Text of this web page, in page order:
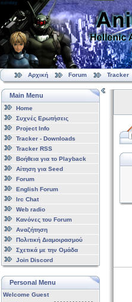
Αρχική Forum Tracker
Main Menu
Home
Συχνές Ερωτήσεις
Project Info
Tracker - Downloads
Tracker RSS
Βοήθεια για το Playback
Αίτηση για Seed
Forum
English Forum
Irc Chat
Web radio
Κανόνες του Forum
Αναζήτηση
Πολιτική Διαμοιρασμού
Σχετικά με την Ομάδα
Join Discord
Personal Menu
Welcome Guest